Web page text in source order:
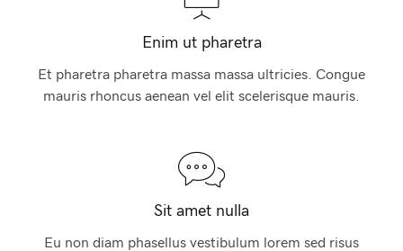
Enim ut pharetra
Et pharetra pharetra massa massa ultricies. Congue
mauris rhoncus aenean vel elit scelerisque mauris.
Sit amet nulla
Eu non diam phasellus vestibulum lorem sed risus